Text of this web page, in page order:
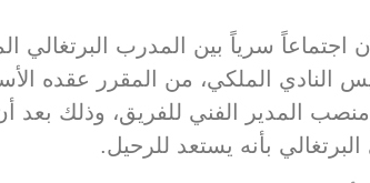
سرياً بين المدرب البرتغالي
النادي الملكي، من المقرر عقده
منصب المدير الفني للفريق، وذلك بعد
بأنه يستعد للرحيل.